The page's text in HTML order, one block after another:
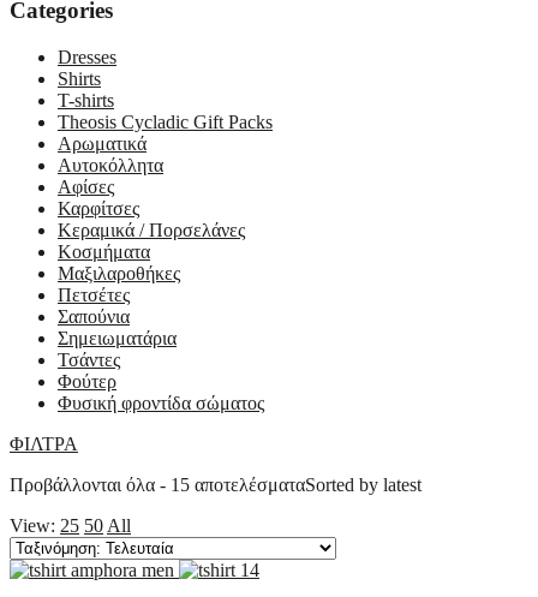
Categories
Dresses
Shirts
T-shirts
Theosis Cycladic Gift Packs
Αρωματικά
Αυτοκόλλητα
Αφίσες
Καρφίτσες
Κεραμικά / Πορσελάνες
Κοσμήματα
Μαξιλαροθήκες
Πετσέτες
Σαπούνια
Σημειωματάρια
Τσάντες
Φούτερ
Φυσική φροντίδα σώματος
ΦΙΛΤΡΑ
Προβάλλονται όλα - 15 αποτελέσματαSorted by latest
View: 25 50 All